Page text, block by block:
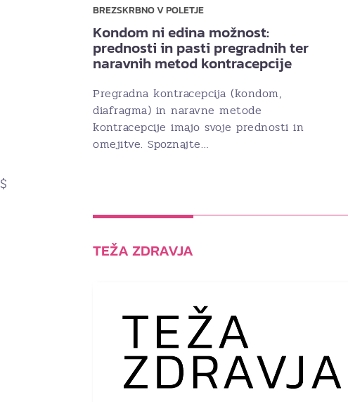
BREZSKRBNO V POLETJE
Kondom ni edina možnost:
prednosti in pasti pregradnih ter
naravnih metod kontracepcije
Pregradna kontracepcija (kondom,
diafragma) in naravne metode
kontracepcije imajo svoje prednosti in
omejitve. Spoznajte…
$
TEŽA ZDRAVJA